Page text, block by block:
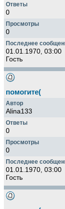
0
0
01.01.1970, 03:00
Гость
помогите(
Alina133
0
0
01.01.1970, 03:00
Гость